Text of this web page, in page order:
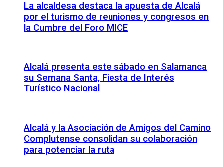
La alcaldesa destaca la apuesta de Alcalá
por el turismo de reuniones y congresos en
la Cumbre del Foro MICE
Alcalá presenta este sábado en Salamanca
su Semana Santa, Fiesta de Interés
Turístico Nacional
Alcalá y la Asociación de Amigos del Camino
Complutense consolidan su colaboración
para potenciar la ruta